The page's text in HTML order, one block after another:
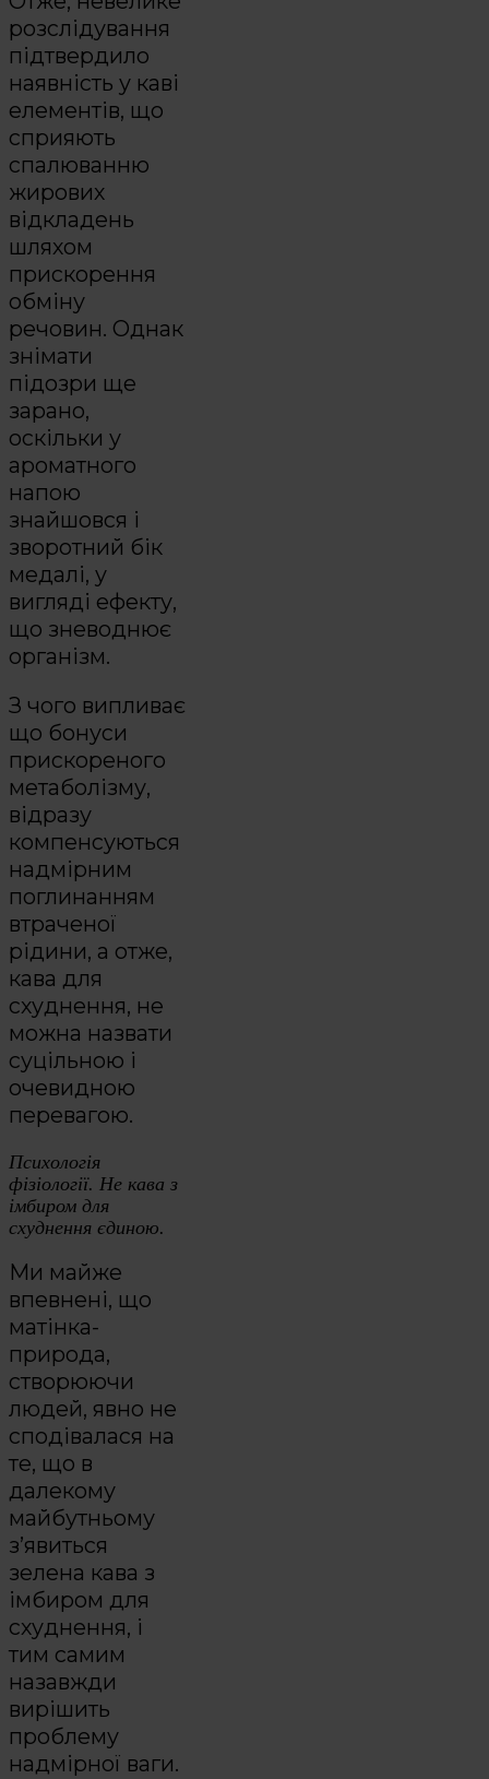
розслідування
підтвердило
наявність у каві
елементів, що
сприяють
спалюванню
жирових
відкладень
шляхом
прискорення
обміну
речовин. Однак
знімати
підозри ще
зарано,
оскільки у
ароматного
напою
знайшовся і
зворотний бік
медалі, у
вигляді ефекту,
що зневоднює
організм.
З чого випливає
що бонуси
прискореного
метаболізму,
відразу
компенсуються
надмірним
поглинанням
втраченої
рідини, а отже,
кава для
схуднення, не
можна назвати
суцільною і
очевидною
перевагою.
Психологія
фізіології. Не кава з
імбиром для
схуднення єдиною.
Ми майже
впевнені, що
матінка-
природа,
створюючи
людей, явно не
сподівалася на
те, що в
далекому
майбутньому
з’явиться
зелена кава з
імбиром для
схуднення, і
тим самим
назавжди
вирішить
проблему
надмірної ваги.